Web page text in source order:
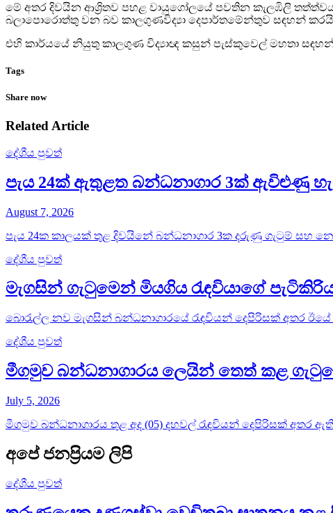
මේ අතර දිවයින ආශ්‍රිතව පහළ වායුගෝලයේ පවතින කැලඹිලි
බලාපොරොත්තු වන බව කාලගුණවිද්‍යා දෙපාර්තමේන්තුව සඳහන්
එහි කාර්යයේ නියුතු කාලගුණ විද්‍යාඥ කසුන් පැස්කුවෙල් මහතා
Tags
Share now
Related Article
දේශීය පුවත්
පැය 24ක් ඇතුළත බන්ධනාගාර 3ක් ඇවිළුණු
August 7, 2026
පැය 24ක කාලයක් තුළ දිවයිනේ බන්ධනාගාර 3ක දරුණු ගැටුම් සහ
දේශීය පුවත්
මැගසින් ගැටුමෙන් මියගිය රැඳවියාගේ
බොරැල්ල නව මැගසින් බන්ධනාගාරයේ රැඳවියන් දෙපිරිසක් අතර
දේශීය පුවත්
මීගමුව බන්ධනාගාරය ලෙයින් තෙත් කළ
July 5, 2026
මීගමුව බන්ධනාගාරය තුළ අද (05) දහවල් රැඳවියන් දෙපිරිසක් අතර
අපේ ජනප්‍රියම ලිපි
දේශීය පුවත්